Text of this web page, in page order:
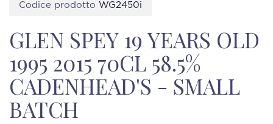
Codice prodotto WG2450i
GLEN SPEY 19 YEARS OLD
1995 2015 70CL 58.5%
CADENHEAD'S - SMALL
BATCH